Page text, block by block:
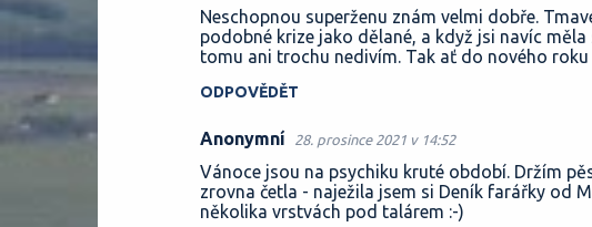
Neschopnou superženu znám velmi dobře.
podobné krize jako dělané, a když jsi navíc
tomu ani trochu nedivím. Tak ať do nového
ODPOVĚDĚT
Anonymní 28. prosince 2021 v 14:52
Vánoce jsou na psychiku kruté období. Držím
zrovna četla - naježila jsem si Deník farářky od
několika vrstvách pod talárem :-)